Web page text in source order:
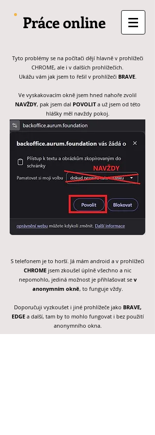
Práce online
Tyto problémy se na počítači dějí hlavně v prohlížeči
CHROME, ale i v dalších prohlížečích.
Ukážu vám jak jsem to řešil v prohlížeči BRAVE.
Ve vyskakovacím okně jsem hned nahoře zvolil
NAVŽDY, pak jsem dal POVOLITa už jsem od této
hlášky měl navždy pokoj.
S telefonem je to horší. Já mám android a v prohlížeči
CHROME jsem zkoušel úplně všechno a nic
nepomohlo, jediná možnost je přihlašovat se v
anonymním okně, to funguje vždy.
Doporučuji vyzkoušet i jiné prohlížeče jako BRAVE,
EDGEa další, tam by to mohlo fungovat i bez použití
anonymního okna.